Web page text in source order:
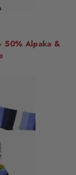
50% Alpaka &